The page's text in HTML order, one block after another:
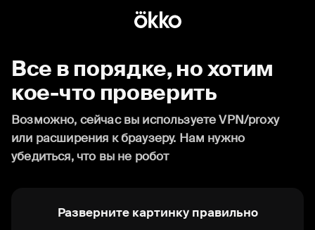
Все в порядке, но хотим
кое-что проверить
Возможно, сейчас вы используете VPN/proxy
или расширения к браузеру. Нам нужно
убедиться, что вы не робот
Разверните картинку правильно